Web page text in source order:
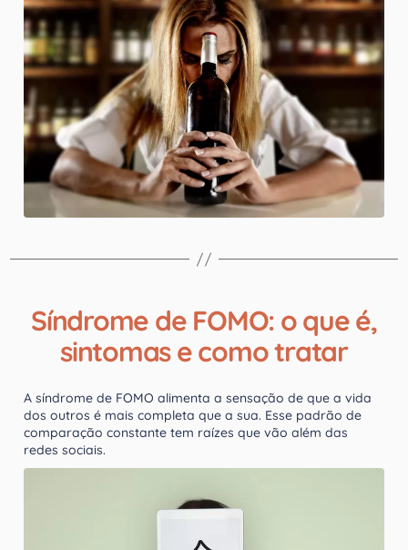
Síndrome de FOMO: o que é,
sintomas e como tratar
A síndrome de FOMO alimenta a sensação de que a vida
dos outros é mais completa que a sua. Esse padrão de
comparação constante tem raízes que vão além das
redes sociais.